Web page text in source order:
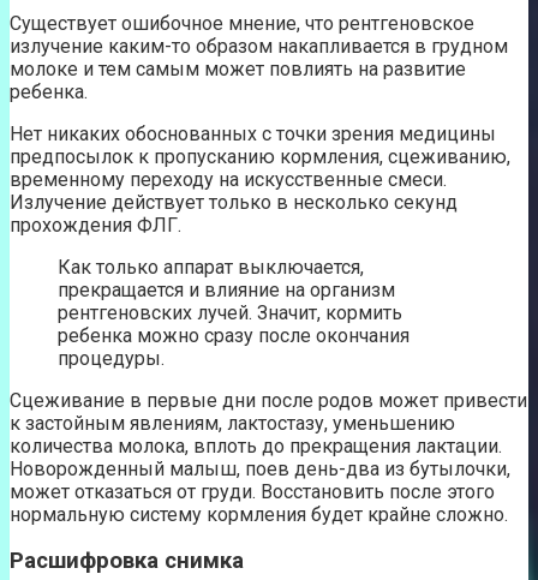
Существует ошибочное мнение, что рентгеновское
излучение каким-то образом накапливается в грудном
молоке и тем самым может повлиять на развитие
ребенка.
Нет никаких обоснованных с точки зрения медицины
предпосылок к пропусканию кормления, сцеживанию,
временному переходу на искусственные смеси.
Излучение действует только в несколько секунд
прохождения ФЛГ.
Как только аппарат выключается,
прекращается и влияние на организм
рентгеновских лучей. Значит, кормить
ребенка можно сразу после окончания
процедуры.
Сцеживание в первые дни после родов может привести
к застойным явлениям, лактостазу, уменьшению
количества молока, вплоть до прекращения лактации.
Новорожденный малыш, поев день-два из бутылочки,
может отказаться от груди. Восстановить после этого
нормальную систему кормления будет крайне сложно.
Расшифровка снимка